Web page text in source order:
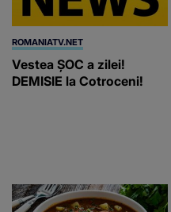
ROMANIATV.NET
Vestea ȘOC a zilei!
DEMISIE la Cotroceni!